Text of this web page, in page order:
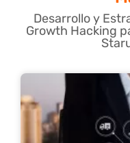
Desarrollo y
Growth Hacking